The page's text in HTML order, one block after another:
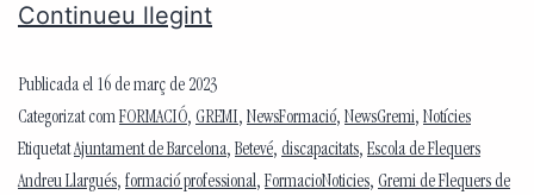
Continueu llegint
Publicada el 16 de març de 2023
Categorizat comFORMACIÓ, GREMI, NewsFormació, NewsGremi, Notícies
EtiquetatAjuntament de Barcelona, Betevé, discapacitats, Escola de Flequers
Andreu Llargués, formació professional, FormacioNoticies, Gremi de Flequers de